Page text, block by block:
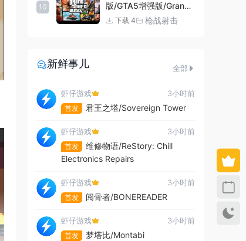
10
版/GTA5增强版/Grand
Theft Auto V
下载 4 枪战射击
新鲜事儿 全部
虾仔游戏 3小时前
首发 君王之塔/Sovereign Tower
虾仔游戏 3小时前
首发
维修物语/ReStory: Chill
Electronics Repairs
虾仔游戏 3小时前
首发 阅骨者/BONEREADER
虾仔游戏 3小时前
首发 梦塔比/Montabi